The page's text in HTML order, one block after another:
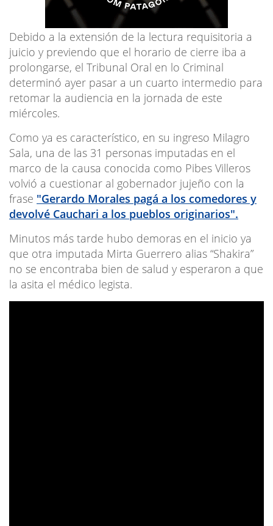
Debido a la extensión de la lectura requisitoria a
juicio y previendo que el horario de cierre iba a
prolongarse, el Tribunal Oral en lo Criminal
determinó ayer pasar a un cuarto intermedio para
retomar la audiencia en la jornada de este
miércoles.
Como ya es característico, en su ingreso Milagro
Sala, una de las 31 personas imputadas en el
marco de la causa conocida como Pibes Villeros
volvió a cuestionar al gobernador jujeño con la
frase "Gerardo Morales pagá a los comedores y
devolvé Cauchari a los pueblos originarios".
Minutos más tarde hubo demoras en el inicio ya
que otra imputada Mirta Guerrero alias “Shakira”
no se encontraba bien de salud y esperaron a que
la asita el médico legista.